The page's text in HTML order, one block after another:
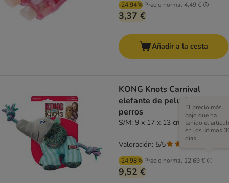
-24.94% Precio normal4,49 €
3,37 €
Añadir a la cesta
KONG Knots Carnival
elefante de peluche para
perros
S/M: 9 x 17 x 13 cm (L x An x Al)
-24.98% Precio normal12,69 €
El precio más
bajo que ha
tenido el
en los útimos
días.
9,52 €
Valoración: 5/5